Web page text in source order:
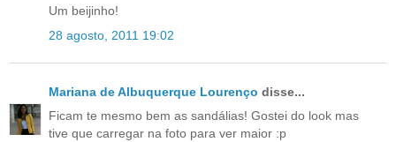
Um beijinho!
28 agosto, 2011 19:02
Mariana de Albuquerque Lourenço disse...
Ficam te mesmo bem as sandálias! Gostei do look mas
tive que carregar na foto para ver maior :p